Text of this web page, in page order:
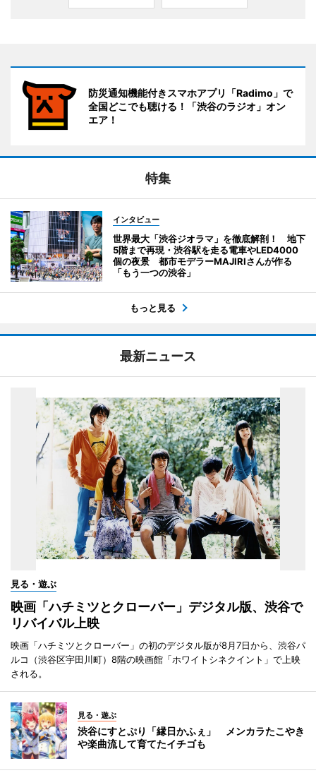
防災通知機能付きスマホアプリ「Radimo」で
全国どこでも聴ける！「渋谷のラジオ」オン
エア！
特集
インタビュー
世界最大「渋谷ジオラマ」を徹底解剖！ 地下
5階まで再現・渋谷駅を走る電車やLED4000
個の夜景 都市モデラーMAJIRIさんが作る
「もう一つの渋谷」
もっと見る
最新ニュース
見る・遊ぶ
映画「ハチミツとクローバー」デジタル版、渋谷で
リバイバル上映
映画「ハチミツとクローバー」の初のデジタル版が8月7日から、渋谷パ
ルコ（渋谷区宇田川町）8階の映画館「ホワイトシネクイント」で上映
される。
見る・遊ぶ
渋谷にすとぷり「縁日かふぇ」 メンカラたこやき
や楽曲流して育てたイチゴも